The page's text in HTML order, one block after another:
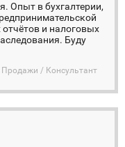
Опыт в бухгалтерии,
отчётов и налоговых
Буду
Продажи / Консультант